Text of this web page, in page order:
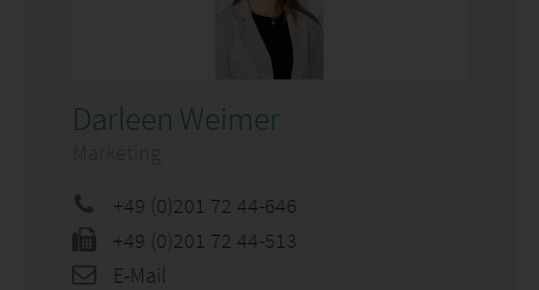
Darleen Weimer
+49 (0)201 72 44-646
+49 (0)201 72 44-513
E-Mail